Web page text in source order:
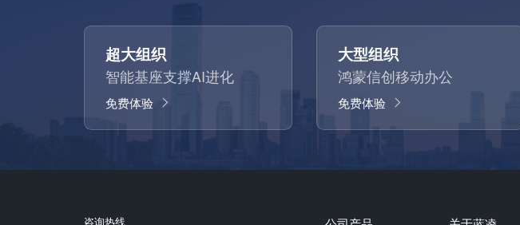
超大组织
智能基座支撑AI进化
免费体验
大型组织
鸿蒙信创移动办公
免费体验
咨询热线